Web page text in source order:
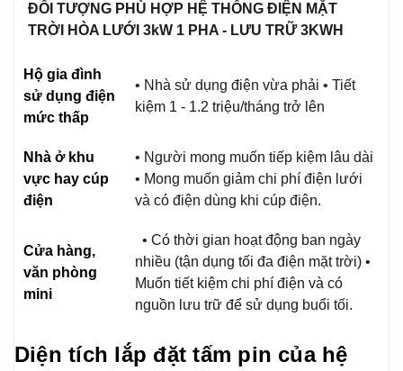
ĐỐI TƯỢNG PHÙ HỢP HỆ THỐNG ĐIỆN MẶT
TRỜI HÒA LƯỚI 3kW 1 PHA - LƯU TRỮ 3KWH
Hộ gia đình
sử dụng điện
mức thấp
• Nhà sử dụng điện vừa phải • Tiết
kiệm 1 - 1.2 triệu/tháng trở lên
Nhà ở khu
vực hay cúp
điện
• Người mong muốn tiếp kiệm lâu dài
• Mong muốn giảm chi phí điện lưới
và có điện dùng khi cúp điện.
Cửa hàng,
văn phòng
mini
• Có thời gian hoạt động ban ngày
nhiều (tận dụng tối đa điện mặt trời) •
Muốn tiết kiệm chi phí điện và có
nguồn lưu trữ để sử dụng buổi tối.
Diện tích lắp đặt tấm pin của hệ